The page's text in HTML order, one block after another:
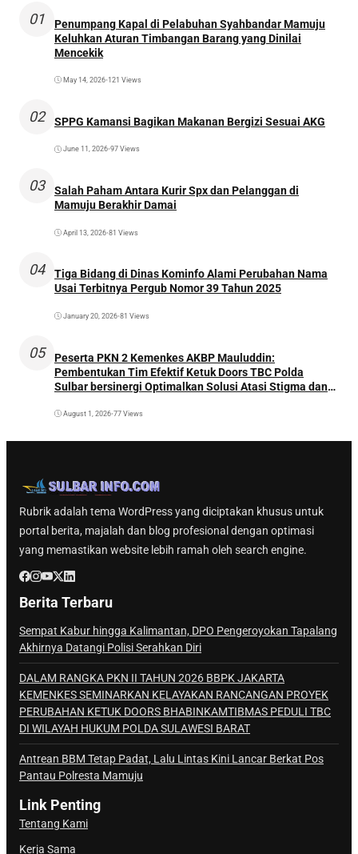
01
Penumpang Kapal di Pelabuhan Syahbandar Mamuju
Keluhkan Aturan Timbangan Barang yang Dinilai
Mencekik
May 14, 2026•121 Views
02 SPPG Kamansi Bagikan Makanan Bergizi Sesuai AKG
June 11, 2026•97 Views
03
Salah Paham Antara Kurir Spx dan Pelanggan di
Mamuju Berakhir Damai
April 13, 2026•81 Views
04
Tiga Bidang di Dinas Kominfo Alami Perubahan Nama
Usai Terbitnya Pergub Nomor 39 Tahun 2025
January 20, 2026•81 Views
05
Peserta PKN 2 Kemenkes AKBP Mauluddin:
Pembentukan Tim Efektif Ketuk Doors TBC Polda
Sulbar bersinergi Optimalkan Solusi Atasi Stigma dan
August 1, 2026•77 Views
Rubrik adalah tema WordPress yang diciptakan khusus untuk
portal berita, majalah dan blog profesional dengan optimasi
yang memastikan website lebih ramah oleh search engine.
Berita Terbaru
Sempat Kabur hingga Kalimantan, DPO Pengeroyokan Tapalang
Akhirnya Datangi Polisi Serahkan Diri
DALAM RANGKA PKN II TAHUN 2026 BBPK JAKARTA
KEMENKES SEMINARKAN KELAYAKAN RANCANGAN PROYEK
PERUBAHAN KETUK DOORS BHABINKAMTIBMAS PEDULI TBC
DI WILAYAH HUKUM POLDA SULAWESI BARAT
Antrean BBM Tetap Padat, Lalu Lintas Kini Lancar Berkat Pos
Pantau Polresta Mamuju
Link Penting
Tentang Kami
Kerja Sama